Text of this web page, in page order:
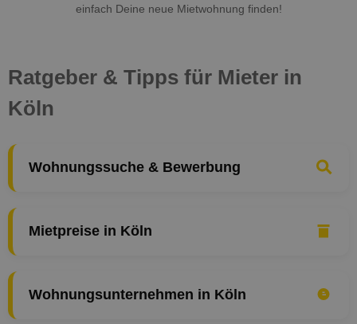
einfach Deine neue Mietwohnung finden!
Ratgeber & Tipps für Mieter in
Köln
Wohnungssuche & Bewerbung
Mietpreise in Köln
Wohnungsunternehmen in Köln